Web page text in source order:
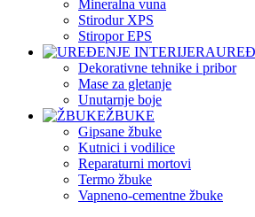
Mineralna vuna
Stirodur XPS
Stiropor EPS
Dekorativne tehnike i pribor
Mase za gletanje
Unutarnje boje
ŽBUKE
Gipsane žbuke
Kutnici i vodilice
Reparaturni mortovi
Termo žbuke
Vapneno-cementne žbuke